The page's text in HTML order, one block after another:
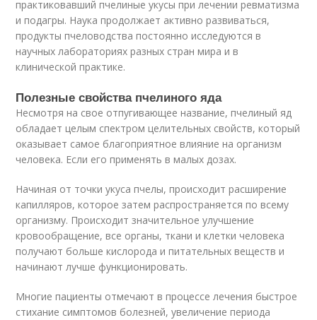
практиковавший пчелиные укусы при лечении ревматизма
и подагры. Наука продолжает активно развиваться,
продукты пчеловодства постоянно исследуются в
научных лабораториях разных стран мира и в
клинической практике.
Полезные свойства пчелиного яда
Несмотря на свое отпугивающее название, пчелиный яд
обладает целым спектром целительных свойств, который
оказывает самое благоприятное влияние на организм
человека. Если его применять в малых дозах.
Начиная от точки укуса пчелы, происходит расширение
капилляров, которое затем распространяется по всему
организму. Происходит значительное улучшение
кровообращение, все органы, ткани и клетки человека
получают больше кислорода и питательных веществ и
начинают лучше функционировать.
Многие пациенты отмечают в процессе лечения быстрое
стихание симптомов болезней, увеличение периода